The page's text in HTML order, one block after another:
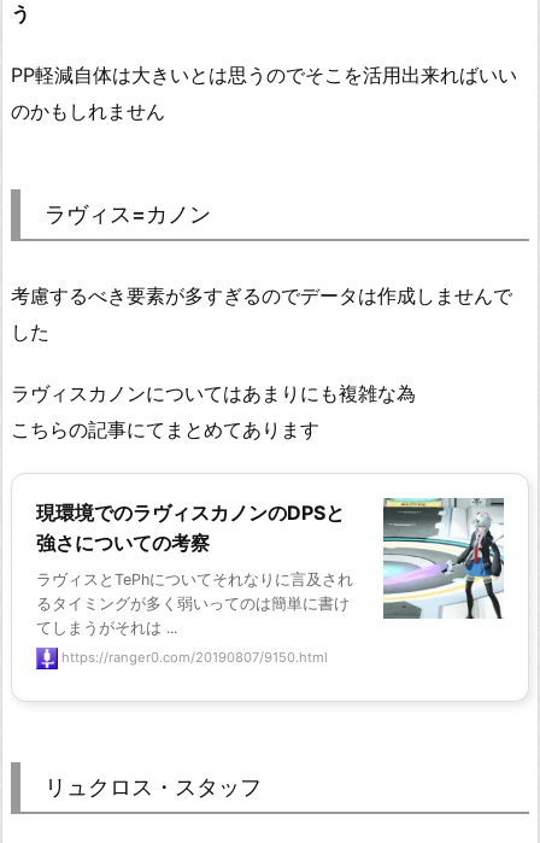
う
PP軽減自体は大きいとは思うのでそこを活用出来ればいい
のかもしれません
ラヴィス=カノン
考慮するべき要素が多すぎるのでデータは作成しませんで
した
ラヴィスカノンについてはあまりにも複雑な為
こちらの記事にてまとめてあります
現環境でのラヴィスカノンのDPSと
強さについての考察
ラヴィスとTePhについてそれなりに言及され
るタイミングが多く弱いってのは簡単に書け
てしまうがそれは ...
https://ranger0.com/20190807/9150.html
リュクロス・スタッフ